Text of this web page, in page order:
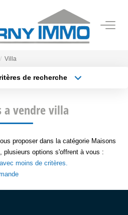
AGENCE
Villa
de recherche
Plus de critères
a vendre villa
proposer dans la catégorie Maisons
plusieurs options s'offrent à vous :
moins de critères.